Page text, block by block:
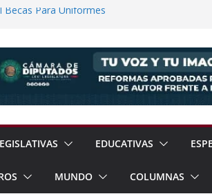
Becas Para Uniformes
Bienestar a
EDUCATIVAS
MUNDO COLUMNAS